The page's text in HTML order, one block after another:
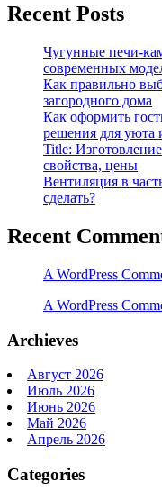
Recent Posts
Чугунные печи-
современных
Как правильно
загородного дома
Как оформить
решения для уюта
Title:
свойства, цены
Вентиляция в
сделать?
Recent
A WordPress
A WordPress
Archieves
Август 2026
Июль 2026
Июнь 2026
Май 2026
Апрель 2026
Categories